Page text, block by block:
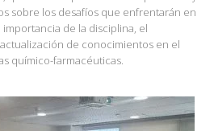
sobre los desafíos que enfrentarán en
de la disciplina, el
de conocimientos en el
químico-farmacéuticas.